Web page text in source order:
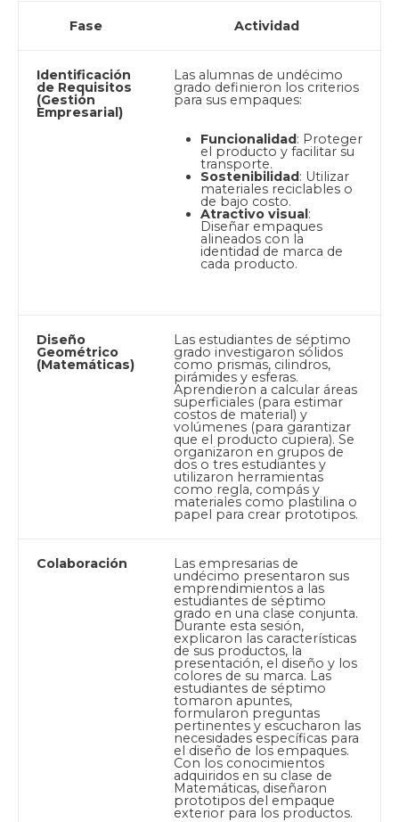
Fase Actividad
Identificación
de Requisitos
(Gestión
Empresarial)
Las alumnas de undécimo
grado definieron los criterios
para sus empaques:
Funcionalidad: Proteger
el producto y facilitar su
transporte.
Sostenibilidad: Utilizar
materiales reciclables o
de bajo costo.
Atractivo visual:
Diseñar empaques
alineados con la
identidad de marca de
cada producto.
Diseño
Geométrico
(Matemáticas)
Las estudiantes de séptimo
grado investigaron sólidos
como prismas, cilindros,
pirámides y esferas.
Aprendieron a calcular áreas
superficiales (para estimar
costos de material) y
volúmenes (para garantizar
que el producto cupiera). Se
organizaron en grupos de
dos o tres estudiantes y
utilizaron herramientas
como regla, compás y
materiales como plastilina o
papel para crear prototipos.
Colaboración Las empresarias de
undécimo presentaron sus
emprendimientos a las
estudiantes de séptimo
grado en una clase conjunta.
Durante esta sesión,
explicaron las características
de sus productos, la
presentación, el diseño y los
colores de su marca. Las
estudiantes de séptimo
tomaron apuntes,
formularon preguntas
pertinentes y escucharon las
necesidades específicas para
el diseño de los empaques.
Con los conocimientos
adquiridos en su clase de
Matemáticas, diseñaron
prototipos del empaque
exterior para los productos.